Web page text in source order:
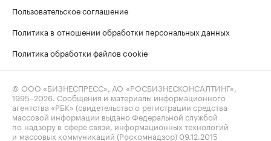
Пользовательское соглашение
Политика в отношении обработки персональных данных
Политика обработки файлов cookie
© ООО «БИЗНЕСПРЕСС», АО «РОСБИЗНЕСКОНСАЛТИНГ»,
1995–2026 . Сообщения и материалы информационного
агентства «РБК» (свидетельство о регистрации средства
массовой информации выдано Федеральной службой
по надзору в сфере связи, информационных технологий
и массовых коммуникаций (Роскомнадзор) 09.12.2015